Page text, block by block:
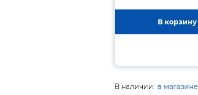
В корзину
В наличии: в магазине